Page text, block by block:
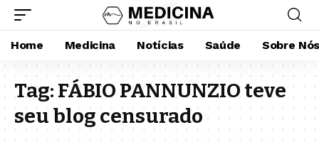
Home Medicina Notícias Saúde Sobre
Tag:FÁBIO PANNUNZIO teve
seu blog censurado